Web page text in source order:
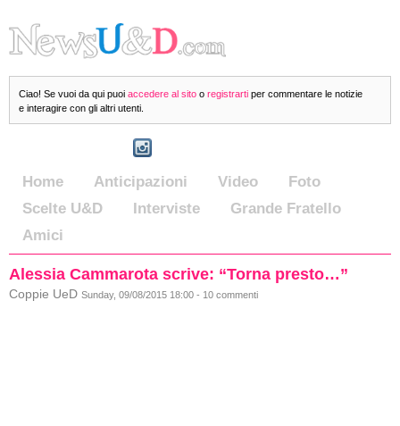
Ciao! Se vuoi da qui puoi accedere al sito o registrarti per commentare le notizie
e interagire con gli altri utenti.
Home Anticipazioni Video
Foto
Scelte U&D
Interviste
Grande Fratello
Amici
Alessia Cammarota scrive: “Torna presto…”
Coppie UeD Sunday, 09/08/2015 18:00 - 10 commenti